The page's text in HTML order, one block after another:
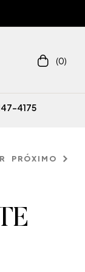
(0)
4175
PRÓXIMO